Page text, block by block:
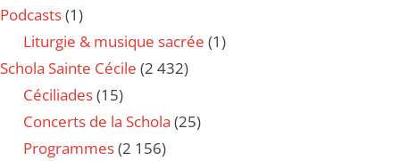
Podcasts(1)
Liturgie & musique sacrée (1)
Schola Sainte Cécile (2 432)
Céciliades(15)
Concerts de la Schola (25)
Programmes(2 156)